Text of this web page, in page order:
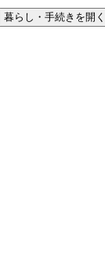
暮らし・手続きを開く